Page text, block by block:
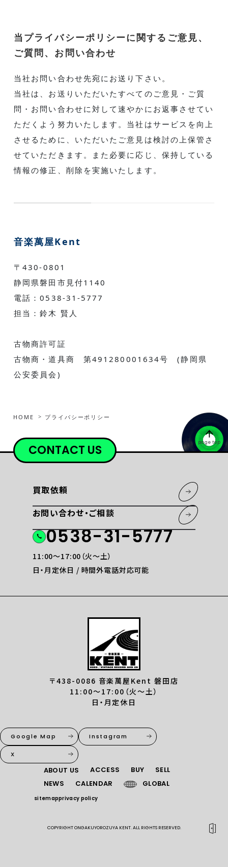
当プライバシーポリシーに関するご意見、
ご質問、お問い合わせ
当社お問い合わせ先宛にお送り下さい。
当社は、お送りいただいたすべてのご意見・ご質
問・お問い合わせに対して速やかにお返事させてい
ただくよう努力いたします。当社はサービスを向上
させるために、いただいたご意見は検討の上保管さ
せていただきます。また必要に応じ、保持している
情報の修正、削除を実施いたします。
音楽萬屋Kent
〒430-0801
静岡県磐田市見付1140
電話：0538-31-5777
担当：鈴木 賢人
古物商許可証
古物商・道具商 第491280001634号 (静岡県
公安委員会)
HOME プライバシーポリシー
page top
CONTACT US
買取依頼
お問い合わせ・ご相談
0538-31-5777
11:00〜17:00（火〜土）
日・月定休日 / 時間外電話対応可能
〒438-0086 音楽萬屋Kent 磐田店
11:00〜17:00（火〜土）
日・月定休日
Google Map Instagram
X
ABOUT US ACCESS BUY
SELL
NEWS
CALENDAR GLOBAL
sitemapprivacy policy
COPYRIGHT ONGAKUYOROZUYA KENT. ALL RIGHTS RESERVED.